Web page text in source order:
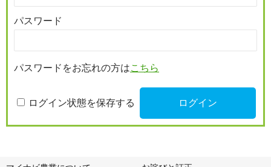
パスワード
パスワードをお忘れの方はこちら
ログイン状態を保存する